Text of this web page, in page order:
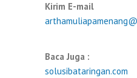
Kirim E-mail
Baca Juga :
solusibataringan.com